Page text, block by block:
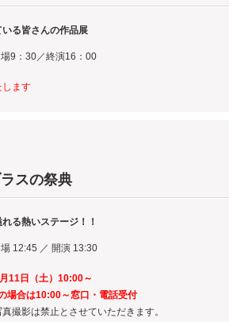
る皆さんの作品展
場9：30／終演16：00
ます
スの祭典
る熱いステージ！！
12:45 ／ 開演 13:30
11日（土）10:00～
場合は10:00～窓口・電話受付
撮影は禁止とさせていただきます。